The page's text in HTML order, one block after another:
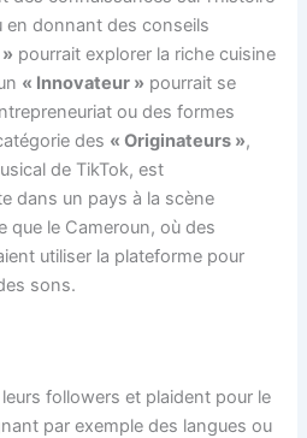
en donnant des conseils
pourrait explorer la riche cuisine
« Innovateur » pourrait se
ou des formes
des « Originateurs »,
de TikTok, est
dans un pays à la scène
que le Cameroun, où des
utiliser la plateforme pour
sons.
followers et plaident pour le
par exemple des langues ou